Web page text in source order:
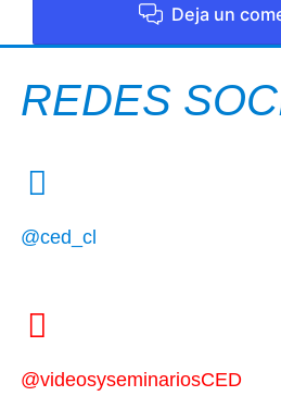
Deja un
REDES
@ced_cl
@videosyseminariosCED